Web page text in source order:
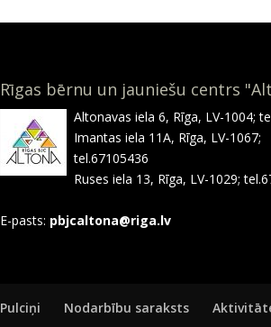
Rīgas bērnu un jauniešu centrs
Altonavas iela 6, Rīga, LV-1004;
Imantas iela 11A, Rīga, LV-1067;
tel.67105436
Ruses iela 13, Rīga, LV-1029;
E-pasts: pbjcaltona@riga.lv
Pulciņi Nodarbību saraksts